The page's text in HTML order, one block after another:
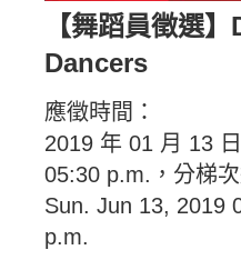
【舞蹈員徵選
Dancers
應徵時間：
2019 年 01 月 13
05:30 p.m.，分梯次
Sun. Jun 13, 2019
p.m.